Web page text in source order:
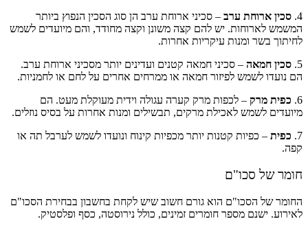
4. סכין ארוחת ערב – סכיני ארוחת ערב הן סוג הסכין הנפוץ ביותר
המשמש לארוחות. יש להם קצה משונן וקצה מחודד, והם מיועדים לשמש
לחיתוך בשר ומנות עיקריות אחרות.
5. סכין חמאה – סכיני חמאה קטנים ועדינים יותר מסכיני ארוחת ערב.
הם נועדו לשמש לפיזור חמאה או ממרחים אחרים על לחם או לחמניות.
6. כפית מרק – לכפות מרק קערה עגולה וידית מעוקלת מעט. הם
מיועדים לשמש לאכילת מרקים, תבשילים ומנות אחרות על בסיס נוזלים.
7. כפית – כפיות קטנות יותר מכפיות קינוח ונועדו לשמש לערבל תה או
קפה.
חומר של סכו"ם
החומר של הסכו"ם הוא גורם חשוב שיש לקחת בחשבון בבחירת הסכו"ם
לאירוע. ישנם מספר חומרים זמינים, כולל נירוסטה, כסף ופלסטיק.